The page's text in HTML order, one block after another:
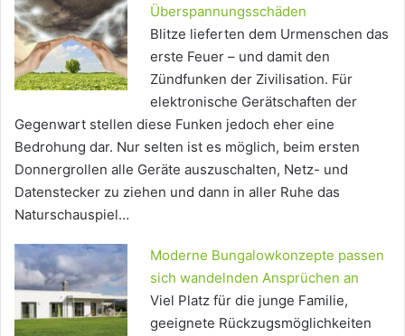
Überspannungsschäden
Blitze lieferten dem Urmenschen das
erste Feuer – und damit den
Zündfunken der Zivilisation. Für
elektronische Gerätschaften der
Gegenwart stellen diese Funken jedoch eher eine
Bedrohung dar. Nur selten ist es möglich, beim ersten
Donnergrollen alle Geräte auszuschalten, Netz- und
Datenstecker zu ziehen und dann in aller Ruhe das
Naturschauspiel…
Moderne Bungalowkonzepte passen
sich wandelnden Ansprüchen an
Viel Platz für die junge Familie,
geeignete Rückzugsmöglichkeiten